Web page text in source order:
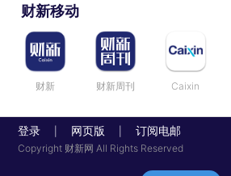
财新移动
财新 财新周刊 Caixin
登录 网页版 订阅电邮
Copyright 财新网 All Rights Reserved